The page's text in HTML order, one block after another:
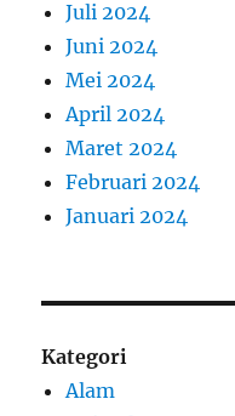
Juli 2024
Juni 2024
Mei 2024
April 2024
Maret 2024
Februari 2024
Januari 2024
Kategori
Alam